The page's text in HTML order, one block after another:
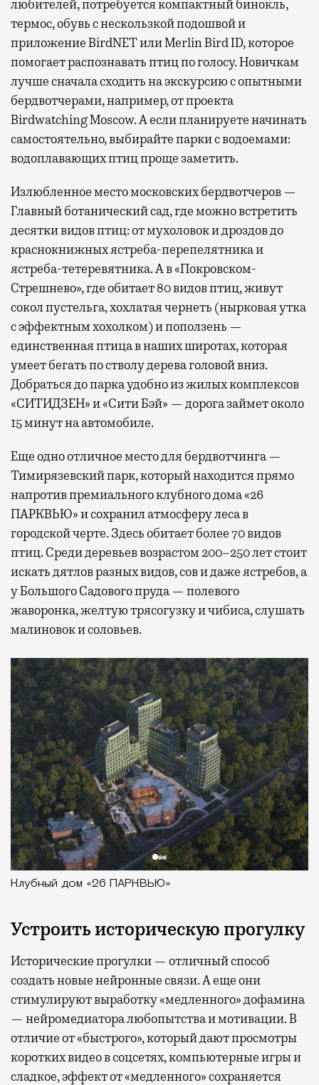
любителей, потребуется компактный бинокль,
термос, обувь с нескользкой подошвой и
приложение BirdNET или Merlin Bird ID, которое
помогает распознавать птиц по голосу. Новичкам
лучше сначала сходить на экскурсию с опытными
бердвотчерами, например, от проекта
Birdwatching Moscow. А если планируете начинать
самостоятельно, выбирайте парки с водоемами:
водоплавающих птиц проще заметить.
Излюбленное место московских бердвотчеров —
Главный ботанический сад, где можно встретить
десятки видов птиц: от мухоловок и дроздов до
краснокнижных ястреба-перепелятника и
ястреба-тетеревятника. А в «Покровском-
Стрешнево», где обитает 80 видов птиц, живут
сокол пустельга, хохлатая чернеть (нырковая утка
с эффектным хохолком) и поползень —
единственная птица в наших широтах, которая
умеет бегать по стволу дерева головой вниз.
Добраться до парка удобно из жилых комплексов
«СИТИДЗЕН» и «Сити Бэй» — дорога займет около
15 минут на автомобиле.
Еще одно отличное место для бердвотчинга —
Тимирязевский парк, который находится прямо
напротив премиального клубного дома «26
ПАРКВЬЮ» и сохранил атмосферу леса в
городской черте. Здесь обитает более 70 видов
птиц. Среди деревьев возрастом 200–250 лет стоит
искать дятлов разных видов, сов и даже ястребов, а
у Большого Садового пруда — полевого
жаворонка, желтую трясогузку и чибиса, слушать
малиновок и соловьев.
Клубный дом «26 ПАРКВЬЮ»
Устроить историческую прогулку
Исторические прогулки — отличный способ
создать новые нейронные связи. А еще они
стимулируют выработку «медленного» дофамина
— нейромедиатора любопытства и мотивации. В
отличие от «быстрого», который дают просмотры
коротких видео в соцсетях, компьютерные игры и
сладкое, эффект от «медленного» сохраняется